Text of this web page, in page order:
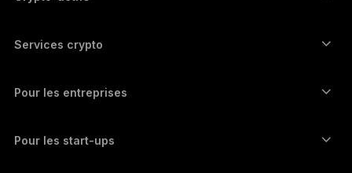
Ledger Stax
Ledger Nano Classics
Bundles
Wallet Ethereum
Wallet Cardano
Wallet Monero
Services crypto
Achetez des cryptos
Échangez des cryptos
Pour les entreprises
Pour les start-ups